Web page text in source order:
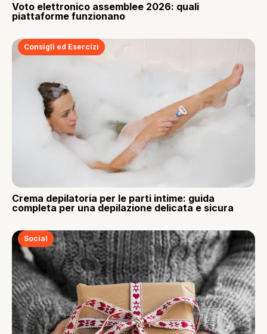
Voto elettronico assemblee 2026: quali
piattaforme funzionano
Consigli ed Esercizi
Crema depilatoria per le parti intime: guida
completa per una depilazione delicata e sicura
Social